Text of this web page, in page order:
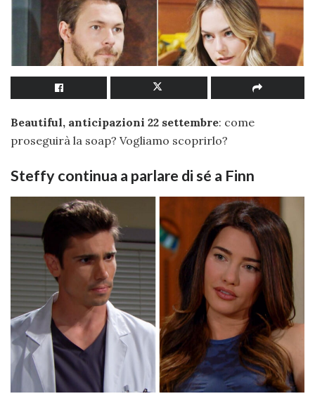
Beautiful, anticipazioni 22 settembre: come
proseguirà la soap? Vogliamo scoprirlo?
Steffy continua a parlare di sé a Finn